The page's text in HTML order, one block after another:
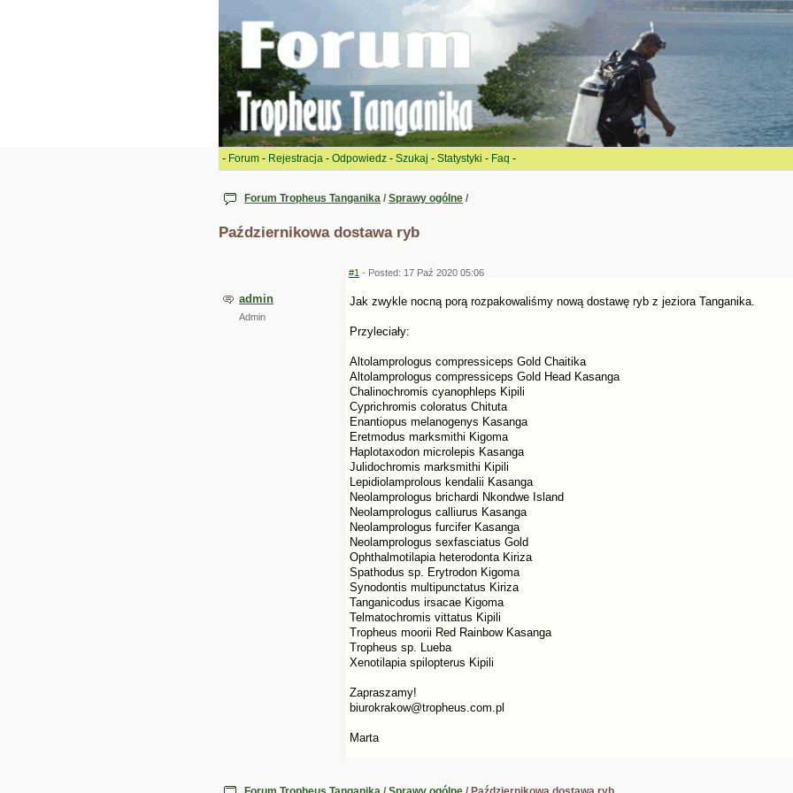
- Forum - Rejestracja - Odpowiedz - Szukaj - Statystyki - Faq -
Forum Tropheus Tanganika / Sprawy ogólne /
Październikowa dostawa ryb
admin
Admin
#1 - Posted: 17 Paź 2020 05:06
Jak zwykle nocną porą rozpakowaliśmy nową dostawę ryb z jeziora Tanganika.
Przyleciały:
Altolamprologus compressiceps Gold Chaitika
Altolamprologus compressiceps Gold Head Kasanga
Chalinochromis cyanophleps Kipili
Cyprichromis coloratus Chituta
Enantiopus melanogenys Kasanga
Eretmodus marksmithi Kigoma
Haplotaxodon microlepis Kasanga
Julidochromis marksmithi Kipili
Lepidiolamprolous kendalii Kasanga
Neolamprologus brichardi Nkondwe Island
Neolamprologus calliurus Kasanga
Neolamprologus furcifer Kasanga
Neolamprologus sexfasciatus Gold
Ophthalmotilapia heterodonta Kiriza
Spathodus sp. Erytrodon Kigoma
Synodontis multipunctatus Kiriza
Tanganicodus irsacae Kigoma
Telmatochromis vittatus Kipili
Tropheus moorii Red Rainbow Kasanga
Tropheus sp. Lueba
Xenotilapia spilopterus Kipili
Zapraszamy!
biurokrakow@tropheus.com.pl
Marta